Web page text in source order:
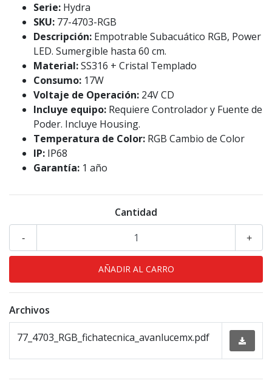
Serie: Hydra
SKU: 77-4703-RGB
Descripción: Empotrable Subacuático RGB, Power
LED. Sumergible hasta 60 cm.
Material:SS316 + Cristal Templado
Consumo: 17W
Voltaje de Operación: 24V CD
Incluye equipo: Requiere Controlador y Fuente de
Poder. Incluye Housing.
Temperatura de Color: RGB Cambio de Color
IP: IP68
Garantía: 1 año
Cantidad
+
-
Archivos
77_4703_RGB_fichatecnica_avanlucemx.pdf